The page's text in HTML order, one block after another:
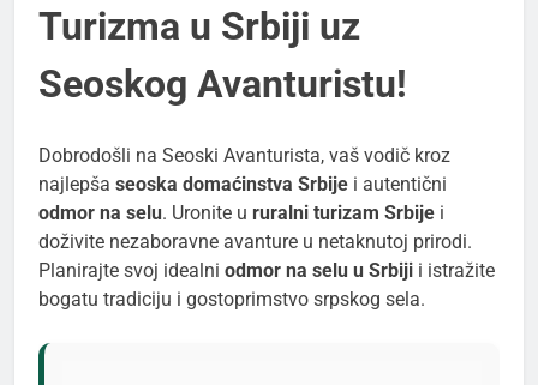
Turizma u Srbiji uz
Seoskog Avanturistu!
Dobrodošli na Seoski Avanturista, vaš vodič kroz
najlepša seoska domaćinstva Srbije i autentični
odmor na selu. Uronite u ruralni turizam Srbije i
doživite nezaboravne avanture u netaknutoj prirodi.
Planirajte svoj idealni odmor na selu u Srbiji i istražite
bogatu tradiciju i gostoprimstvo srpskog sela.